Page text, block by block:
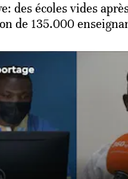
des écoles vides
de 135.000